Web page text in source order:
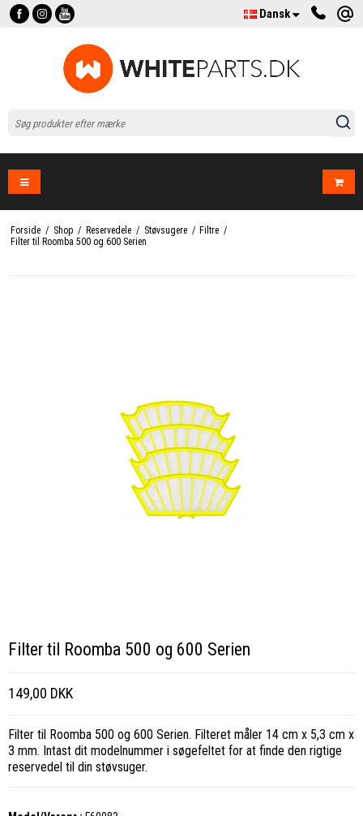
Dansk
Forside / Shop / Reservedele / Støvsugere / Filtre /
Filter til Roomba 500 og 600 Serien
Filter til Roomba 500 og 600 Serien
149,00 DKK
Filter til Roomba 500 og 600 Serien. Filteret måler 14 cm x 5,3 cm x
3 mm. Intast dit modelnummer i søgefeltet for at finde den rigtige
reservedel til din støvsuger.